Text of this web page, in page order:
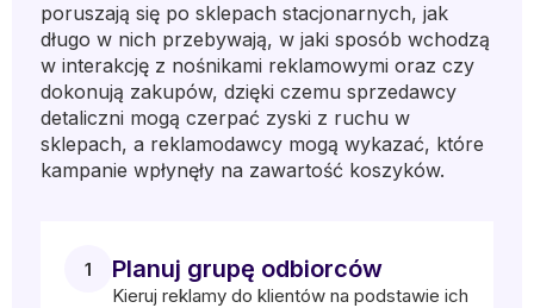
poruszają się po sklepach stacjonarnych, jak
długo w nich przebywają, w jaki sposób wchodzą
w interakcję z nośnikami reklamowymi oraz czy
dokonują zakupów, dzięki czemu sprzedawcy
detaliczni mogą czerpać zyski z ruchu w
sklepach, a reklamodawcy mogą wykazać, które
kampanie wpłynęły na zawartość koszyków.
1 Planuj grupę odbiorców
Kieruj reklamy do klientów na podstawie ich